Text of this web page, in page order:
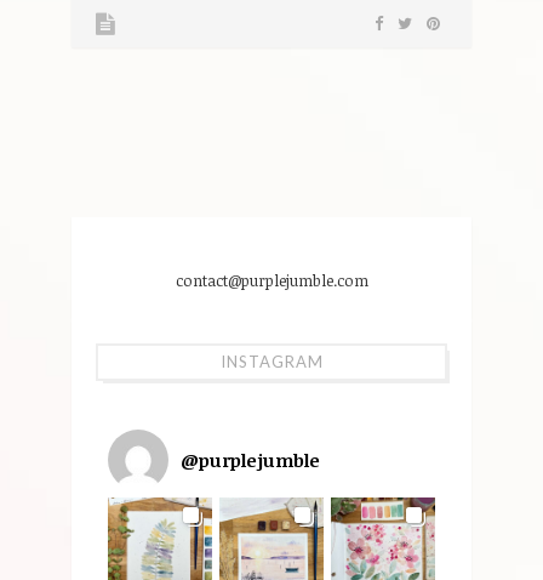
contact@purplejumble.com
INSTAGRAM
@purplejumble